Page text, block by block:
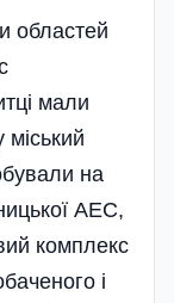
областей
мали
міський
на
АЕС,
комплекс
і